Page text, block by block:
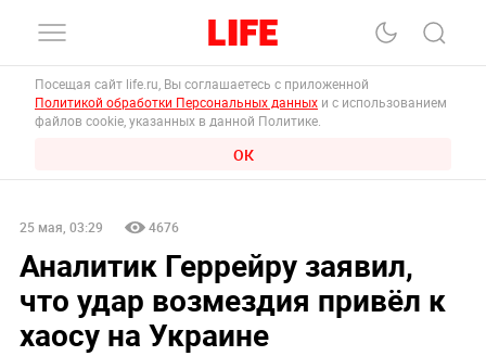
Посещая сайт life.ru, Вы соглашаетесь с приложенной
Политикой обработки Персональных данных и с использованием
файлов cookie, указанных в данной Политике.
ОК
25 мая, 03:29 4676
Аналитик Геррейру заявил,
что удар возмездия привёл к
хаосу на Украине